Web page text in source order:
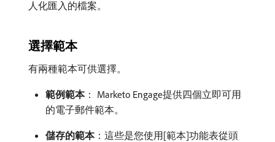
人化匯入的檔案。
選擇範本
有兩種範本可供選擇。
範例範本： Marketo Engage提供四個立即可用
的電子郵件範本。
儲存的範本：這些是您使用[範本]功能表從頭